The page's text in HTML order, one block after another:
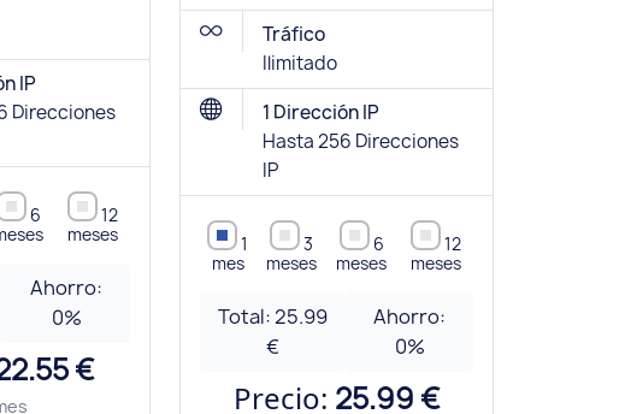
IP
Direcciones
6
12
meses
Ahorro:
0%
€
Tráfico
Ilimitado
1 Dirección IP
Hasta 256 Direcciones
IP
1
mes
3
meses
6
meses
12
meses
Total:25.99
€
Ahorro:
0%
Precio: 25.99 €